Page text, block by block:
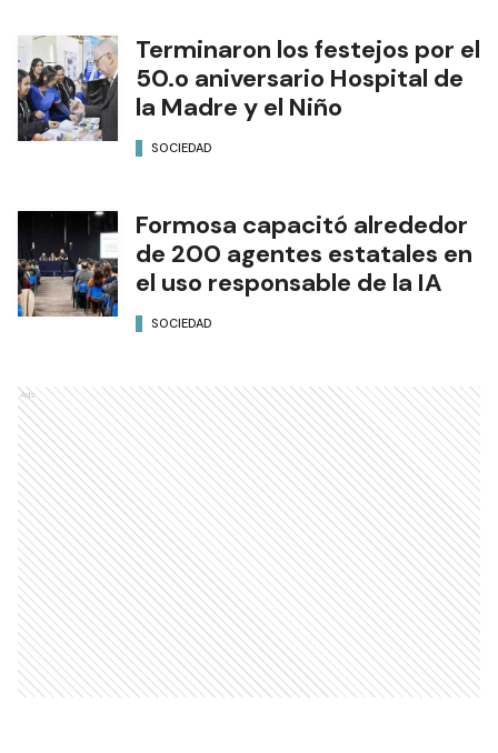
Terminaron los festejos por el
50.o aniversario Hospital de
la Madre y el Niño
SOCIEDAD
Formosa capacitó alrededor
de 200 agentes estatales en
el uso responsable de la IA
SOCIEDAD
Ads